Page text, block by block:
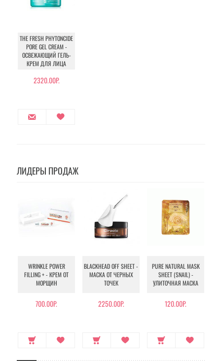
THE FRESH PHYTONCIDE
PORE GEL CREAM -
ОСВЕЖАЮЩИЙ ГЕЛЬ-
КРЕМ ДЛЯ ЛИЦА
2320.00Р.
ЛИДЕРЫ ПРОДАЖ
WRINKLE POWER
FILLING + - КРЕМ ОТ
МОРЩИН
700.00Р.
BLACKHEAD OFF SHEET -
МАСКА ОТ ЧЕРНЫХ
ТОЧЕК
2250.00Р.
PURE NATURAL MASK
SHEET (SNAIL) -
УЛИТОЧНАЯ МАСКА
120.00Р.